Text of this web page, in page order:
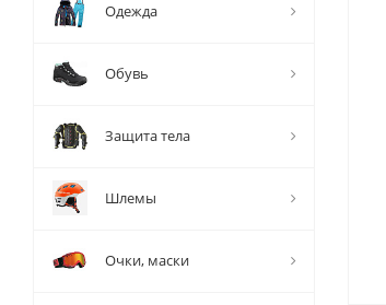
Одежда
Обувь
Защита тела
Шлемы
Очки, маски